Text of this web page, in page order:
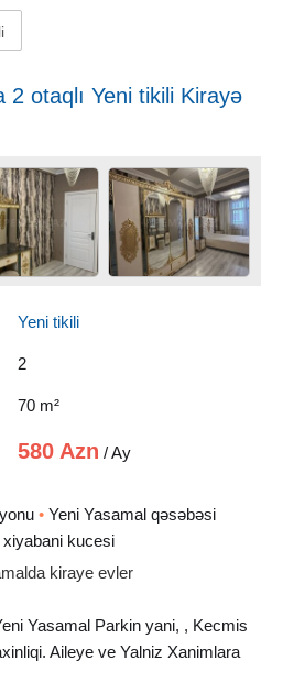
otaqlı Yeni tikili Kirayə
Yeni tikili
2
70 m²
580 Azn / Ay
• Yeni Yasamal qəsəbəsi
kucesi
kiraye evler
Yasamal Parkin yani, , Kecmis
Aileye ve Yalniz Xanimlara